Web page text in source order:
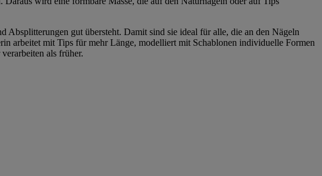
Absplitterungen gut übersteht. Damit sind sie ideal für alle, die an den Nägeln
arbeitet mit Tips für mehr Länge, modelliert mit Schablonen individuelle Formen
als früher.